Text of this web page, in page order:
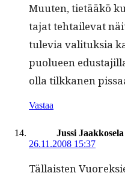
Muuten, tietääkö
ta­jat tehtail­e­vat
tule­via val­i­tuk­sia
puolueen
olla tilkka­nen
Vastaa
Jussi Jaakkosela
26.11.2008 15:37
Täl­lais­ten